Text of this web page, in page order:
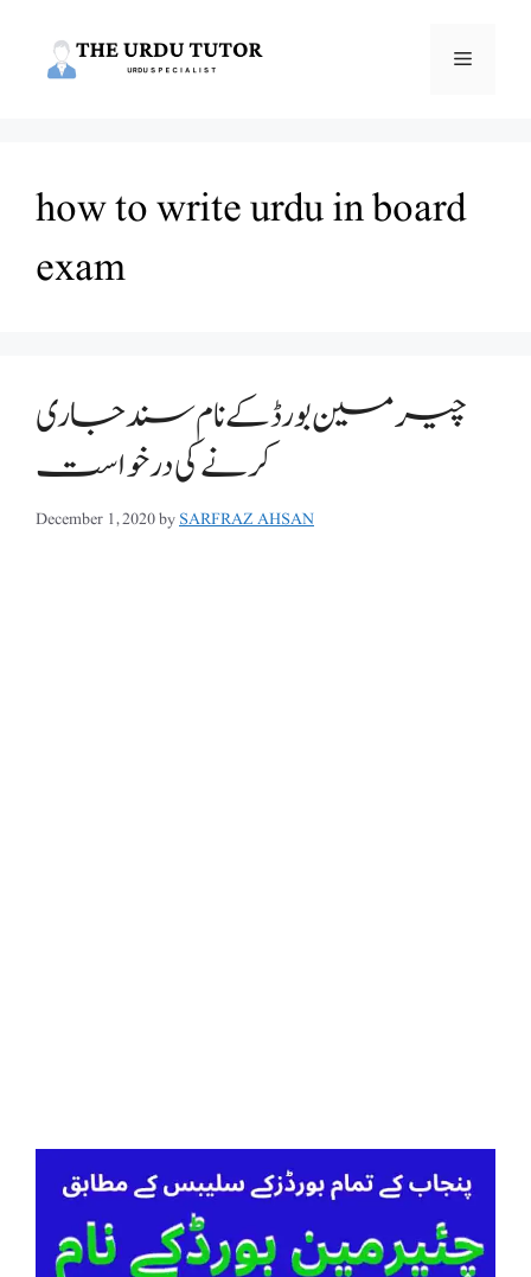
Menu
how to write urdu in board
exam
چیرمین بورڈ کے نام سند جاری
کرنے کی درخواست
December 1, 2020bySARFRAZ AHSAN